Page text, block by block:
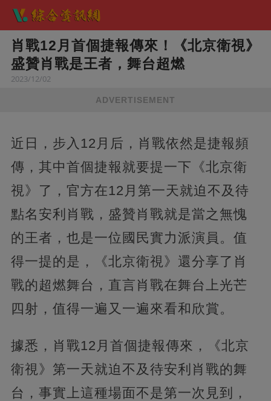
肖戰12月首個捷報傳來！《北京衛視》
盛贊肖戰是王者，舞台超燃
2023/12/02
ADVERTISEMENT
近日，步入12月后，肖戰依然是捷報頻
傳，其中首個捷報就要提一下《北京衛
視》了，官方在12月第一天就迫不及待
點名安利肖戰，盛贊肖戰就是當之無愧
的王者，也是一位國民實力派演員。值
得一提的是，《北京衛視》還分享了肖
戰的超燃舞台，直言肖戰在舞台上光芒
四射，值得一遍又一遍來看和欣賞。
據悉，肖戰12月首個捷報傳來，《北京
衛視》第一天就迫不及待安利肖戰的舞
台，事實上這種場面不是第一次見到，